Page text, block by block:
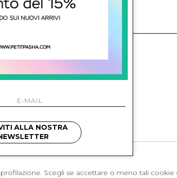
Spedizione
ALLA NOSTRA
Scegli se accettare o meno tali